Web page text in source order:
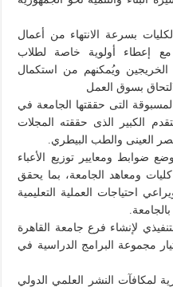
بسرعة الانتهاء من أعمال
مع إعطاء أولوية خاصة لطلاب
الخريجين ويُمكنهم من استكمال
بسوق العمل
التى حققتها الجامعة في
الكبير الذى حققته المجلات
ومعايير توزيع الأعباء
ومعاهد الجامعة، بما يحقق
احتياجات العملية التعليمية
لإنشاء فرع جامعة القاهرة
مجموعة البرامج الدراسية في
لمكافآت النشر العلمي الدولي